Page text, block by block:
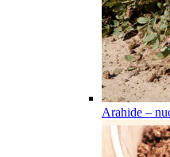
Arahide –